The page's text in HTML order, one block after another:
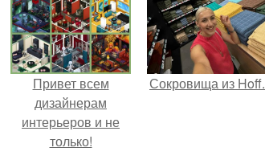
Привет всем
дизайнерам
интерьеров и не
только!
Сокровища из Hoff.